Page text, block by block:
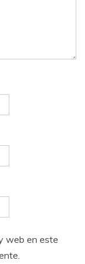
web en este